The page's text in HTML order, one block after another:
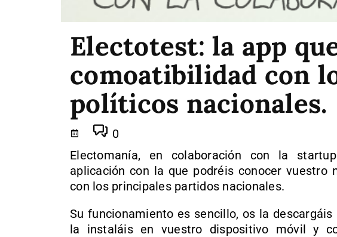
Electotest: la app
comoatibilidad con
políticos nacionales.
0
Electomanía, en colaboración con la
aplicación con la que podréis conocer vuestro
con los principales partidos nacionales.
Su funcionamiento es sencillo, os la
la instaláis en vuestro dispositivo móvil y